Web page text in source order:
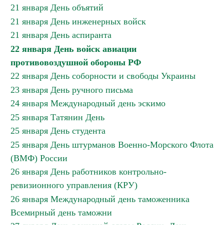
21 января День объятий
21 января День инженерных войск
21 января День аспиранта
22 января День войск авиации
противовоздушной обороны РФ
22 января День соборности и свободы Украины
23 января День ручного письма
24 января Международный день эскимо
25 января Татянин День
25 января День студента
25 января День штурманов Военно-Морского Флота
(ВМФ) России
26 января День работников контрольно-
ревизионного управления (КРУ)
26 января Международный день таможенника
Всемирный день таможни